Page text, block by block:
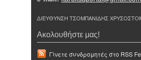
ΔΙΕΥΘΥΝΣΗ ΤΣΟΜΠΑΝΙΔΗΣ
Ακολουθήστε μας!
Γίνετε συνδρομητές στο RSS